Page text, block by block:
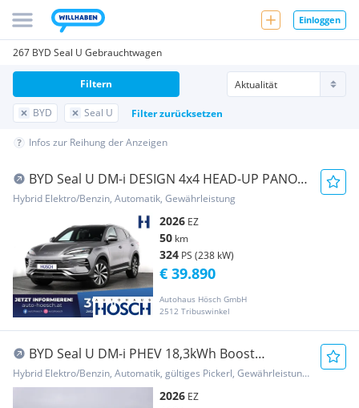
Einloggen
267 BYD Seal U Gebrauchtwagen
BYD Seal U Filter zurücksetzen
Filtern
Infos zur Reihung der Anzeigen
BYD Seal U DM-i DESIGN 4x4 HEAD-UP PANO
LEDER TAGES...
Hybrid Elektro/Benzin, Automatik, Gewährleistung
2026 EZ
50 km
324 PS (238 kW)
Autohaus Hösch GmbH
2512 Tribuswinkel
€ 39.890
BYD Seal U DM-i PHEV 18,3kWh Boost
*LED*360 KAMERA*...
Hybrid Elektro/Benzin, Automatik, gültiges Pickerl, Gewährleistung, Garantie
2026 EZ